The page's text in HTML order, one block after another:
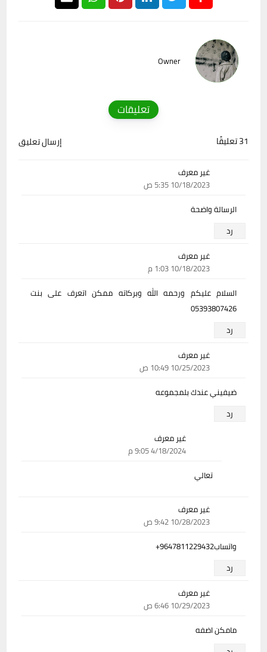
Owner
تعليقات
31 تعليقًا إرسال تعليق
غير معرف
10/18/2023 5:35 ص
الرسالة واضحة
رد
غير معرف
10/18/2023 1:03 م
السلام عليكم ورحمه الله وبركاته ممكن اتعرف على بنت
05393807426
رد
غير معرف
10/25/2023 10:49 ص
ضيفيني عندك بلمجموعه
رد
غير معرف
4/18/2024 9:05 م
تعالي
غير معرف
10/28/2023 9:42 ص
واتساب9647811229432+
رد
غير معرف
10/29/2023 6:46 ص
مامكن اضفه